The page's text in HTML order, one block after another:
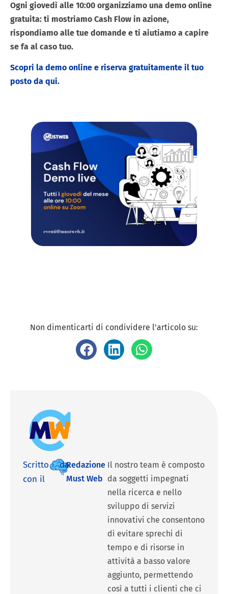
Ogni giovedì alle 10:00 organizziamo una demo online
gratuita: ti mostriamo Cash Flow in azione,
rispondiamo alle tue domande e ti aiutiamo a capire
se fa al caso tuo.
Scopri la demo online e riserva gratuitamente il tuo
posto da qui.
Non dimenticarti di condividere l'articolo su:
Scritto
con il
da:Redazione
Must Web
Il nostro team è composto
da soggetti impegnati
nella ricerca e nello
sviluppo di servizi
innovativi che consentono
di evitare sprechi di
tempo e di risorse in
attività a basso valore
aggiunto, permettendo
così a tutti i clienti che ci